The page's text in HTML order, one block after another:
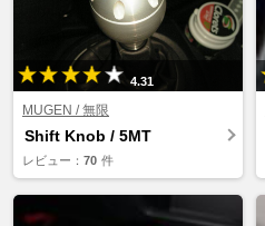
4.31
MUGEN / 無限
Shift Knob / 5MT
レビュー： 70 件